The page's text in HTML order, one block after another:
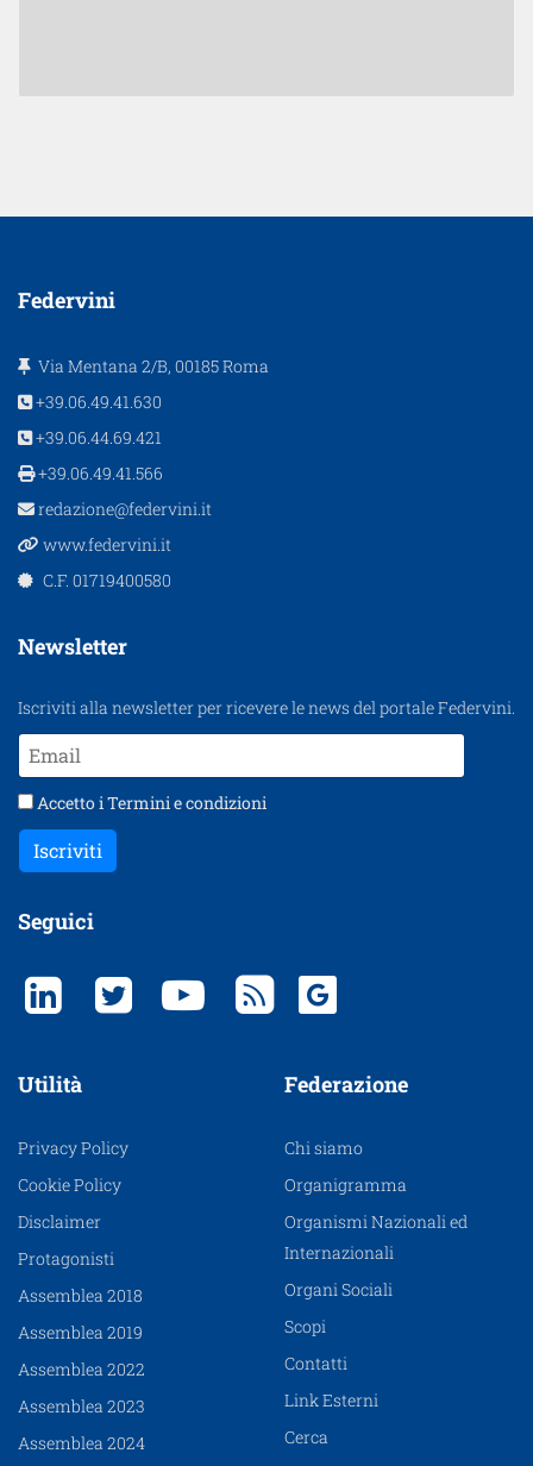
Federvini
Via Mentana 2/B, 00185 Roma
+39.06.49.41.630
+39.06.44.69.421
+39.06.49.41.566
redazione@federvini.it
www.federvini.it
C.F. 01719400580
Newsletter
Iscriviti alla newsletter per ricevere le news del portale Federvini.
Accetto iTermini e condizioni
Iscriviti
Seguici
Utilità
Privacy Policy
Cookie Policy
Disclaimer
Protagonisti
Assemblea 2018
Assemblea 2019
Assemblea 2022
Assemblea 2023
Assemblea 2024
Federazione
Chi siamo
Organigramma
Organismi Nazionali ed
Internazionali
Organi Sociali
Scopi
Contatti
Link Esterni
Cerca